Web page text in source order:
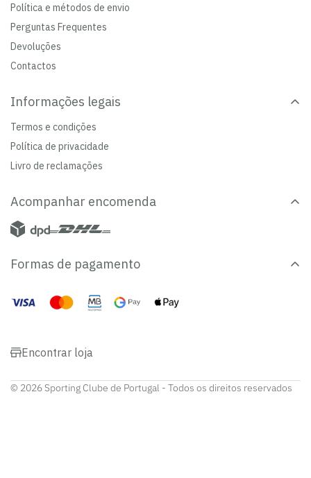
Política e métodos de envio
Perguntas Frequentes
Devoluções
Contactos
Informações legais
Termos e condições
Política de privacidade
Livro de reclamações
Acompanhar encomenda
Formas de pagamento
Encontrar loja
© 2026 Sporting Clube de Portugal - Todos os direitos reservados